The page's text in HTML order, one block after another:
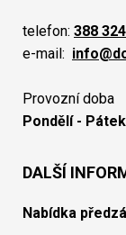
telefon: 388
e-mail:
Provozní doba
Pondělí -
DALŠÍ
Nabídka